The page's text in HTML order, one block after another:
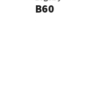
B60